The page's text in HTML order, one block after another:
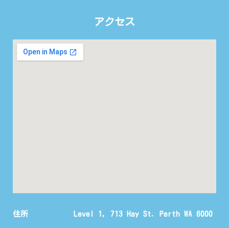
アクセス
住所 Level 1, 713 Hay St. Perth WA 6000